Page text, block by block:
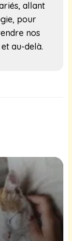
allant
pour
nos
au-delà.